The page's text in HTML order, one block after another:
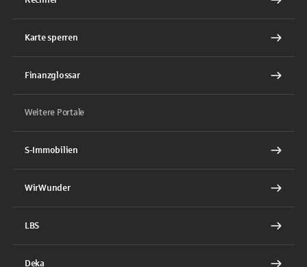
Karte sperren
Finanzglossar
Weitere Portale
S-Immobilien
WirWunder
LBS
Deka